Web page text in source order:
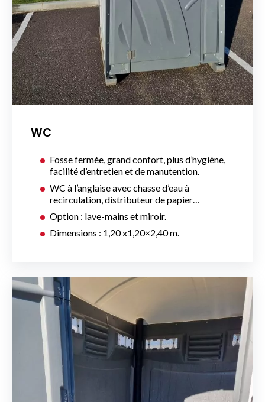
WC
Fosse fermée, grand confort, plus d’hygiène,
facilité d’entretien et de manutention.
WC à l’anglaise avec chasse d’eau à
recirculation, distributeur de papier…
Option : lave-mains et miroir.
Dimensions : 1,20 x1,20×2,40 m.